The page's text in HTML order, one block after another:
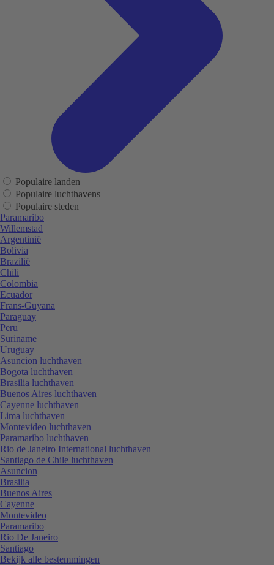
Populaire landen
Populaire luchthavens
Populaire steden
Paramaribo
Willemstad
Argentinië
Bolivia
Brazilië
Chili
Colombia
Ecuador
Frans-Guyana
Paraguay
Peru
Suriname
Uruguay
Asuncion luchthaven
Bogota luchthaven
Brasilia luchthaven
Buenos Aires luchthaven
Cayenne luchthaven
Lima luchthaven
Montevideo luchthaven
Paramaribo luchthaven
Rio de Janeiro International luchthaven
Santiago de Chile luchthaven
Asuncion
Brasilia
Buenos Aires
Cayenne
Montevideo
Paramaribo
Rio De Janeiro
Santiago
Bekijk alle bestemmingen